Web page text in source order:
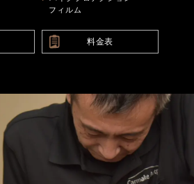
フィルム
料金表